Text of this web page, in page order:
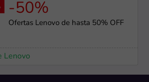
-50%
Ofertas Lenovo de hasta 50% OFF
Lenovo